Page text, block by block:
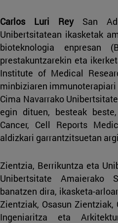
Carlos Luri ReySan
Unibertsitatean ikasketak
bioteknologia enpresan
prestakuntzarekin eta
Institute of Medical
minbiziaren
Cima Navarrako
egin dituen, besteak
Cancer, Cell Reports
aldizkari garrantzitsuetan
Zientzia, Berrikuntza eta
Unibertsitate Amaierako
banatzen dira, ikasketa-
Zientziak, Osasun
Ingeniaritza eta